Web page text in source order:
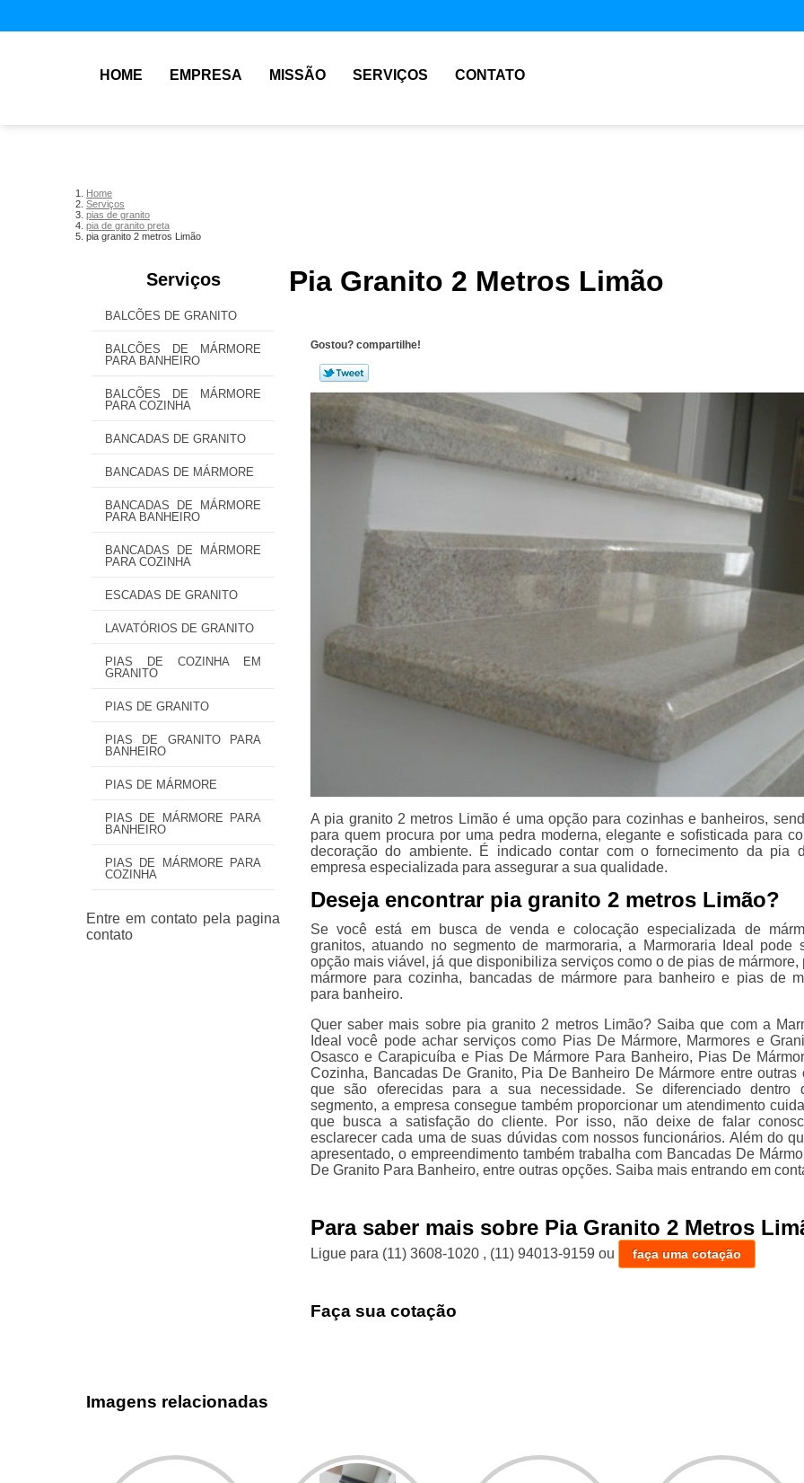
HOME EMPRESA MISSÃO SERVIÇOS CONTATO
Home
Serviços
pias de granito
pia de granito preta
pia granito 2 metros Limão
Serviços
BALCÕES DE GRANITO
BALCÕES DE MÁRMORE
PARA BANHEIRO
BALCÕES DE MÁRMORE
PARA COZINHA
BANCADAS DE GRANITO
BANCADAS DE MÁRMORE
BANCADAS DE MÁRMORE
PARA BANHEIRO
BANCADAS DE MÁRMORE
PARA COZINHA
ESCADAS DE GRANITO
LAVATÓRIOS DE GRANITO
PIAS DE COZINHA EM
GRANITO
PIAS DE GRANITO
PIAS DE GRANITO PARA
BANHEIRO
PIAS DE MÁRMORE
PIAS DE MÁRMORE PARA
BANHEIRO
PIAS DE MÁRMORE PARA
COZINHA
Pia Granito 2 Metros Limão
Gostou? compartilhe!
A pia granito 2 metros Limão é uma opção para cozinhas e banheiros,
para quem procura por uma pedra moderna, elegante e sofisticada para
decoração do ambiente. É indicado contar com o fornecimento da pia
empresa especializada para assegurar a sua qualidade.
Deseja encontrar pia granito 2 metros Limão?
Se você está em busca de venda e colocação especializada de
granitos, atuando no segmento de marmoraria, a Marmoraria Ideal pode
opção mais viável, já que disponibiliza serviços como o de pias de mármore,
mármore para cozinha, bancadas de mármore para banheiro e pias de
para banheiro.
Quer saber mais sobre pia granito 2 metros Limão? Saiba que com a
Ideal você pode achar serviços como Pias De Mármore, Marmores e
Osasco e Carapicuíba e Pias De Mármore Para Banheiro, Pias De
Cozinha, Bancadas De Granito, Pia De Banheiro De Mármore entre outras
que são oferecidas para a sua necessidade. Se diferenciado dentro
segmento, a empresa consegue também proporcionar um atendimento
que busca a satisfação do cliente. Por isso, não deixe de falar
esclarecer cada uma de suas dúvidas com nossos funcionários. Além do
apresentado, o empreendimento também trabalha com Bancadas De
De Granito Para Banheiro, entre outras opções. Saiba mais entrando em
Para saber mais sobre Pia Granito 2 Metros
Ligue para (11) 3608-1020 , (11) 94013-9159 ou faça uma cotação
Faça sua cotação
Imagens relacionadas